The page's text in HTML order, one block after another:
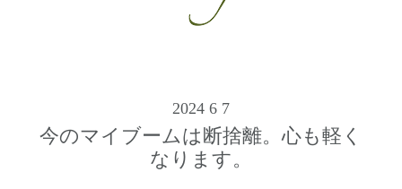
す。
2024 6 7
今のマイブームは断捨離。心も軽く
なります。